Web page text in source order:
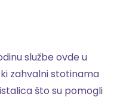
službe ovde u
zahvalni stotinama
što su pomogli